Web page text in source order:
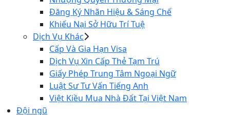
Đăng Ký Nhãn Hiệu & Sáng Chế
Khiếu Nại Sở Hữu Trí Tuệ
Dịch Vụ Khác
Cấp Và Gia Hạn Visa
Dịch Vụ Xin Cấp Thẻ Tạm Trú
Giấy Phép Trung Tâm Ngoại Ngữ
Luật Sư Tư Vấn Tiếng Anh
Việt Kiều Mua Nhà Đất Tại Việt Nam
Đội ngũ